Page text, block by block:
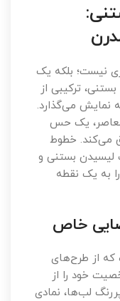
نیست؛ بلکه یک
ترکیبی از
نمایش می‌گذارد.
معاصر، یک حس
می‌کند. خطوط
لیسیدن بستنی و
به یک نقطه
خاص
که از طرح‌های
خود را از
لب‌ها، نمادی